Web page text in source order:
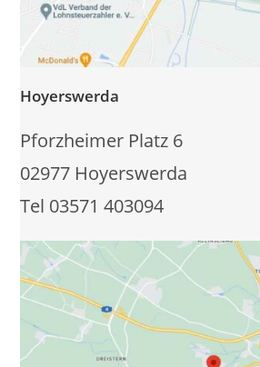
Hoyerswerda
Pforzheimer Platz 6
02977 Hoyerswerda
Tel 03571 403094